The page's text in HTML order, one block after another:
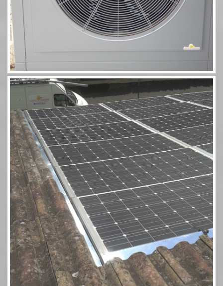
Photovoltaïque Rivsol 5,8 couplé
Aérosolaire 8 panneaux